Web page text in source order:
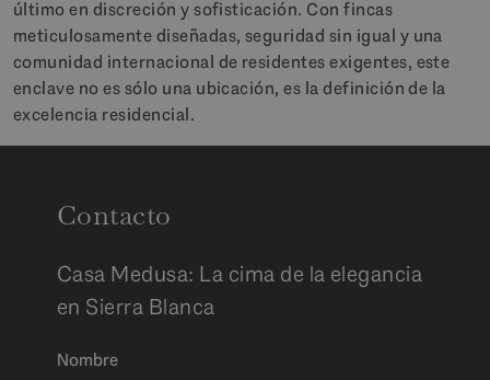
último en discreción y sofisticación. Con fincas
meticulosamente diseñadas, seguridad sin igual y una
comunidad internacional de residentes exigentes, este
enclave no es sólo una ubicación, es la definición de la
excelencia residencial.
Contacto
Casa Medusa: La cima de la elegancia
en Sierra Blanca